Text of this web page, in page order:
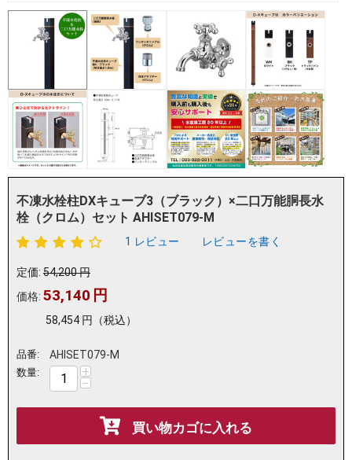
不凍水栓柱DXキューブ3（ブラック）×二口万能胴長水
栓（クロム）セット AHISET079-M
1 レビュー レビューを書く
定価: 54,200円
価格: 53,140 円
58,454 円 （税込）
品番: AHISET079-M
数量: +
−
買い物カゴに入れる